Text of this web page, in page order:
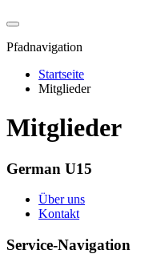
Pfadnavigation
Startseite
Mitglieder
Mitglieder
German U15
Über uns
Kontakt
Service-Navigation